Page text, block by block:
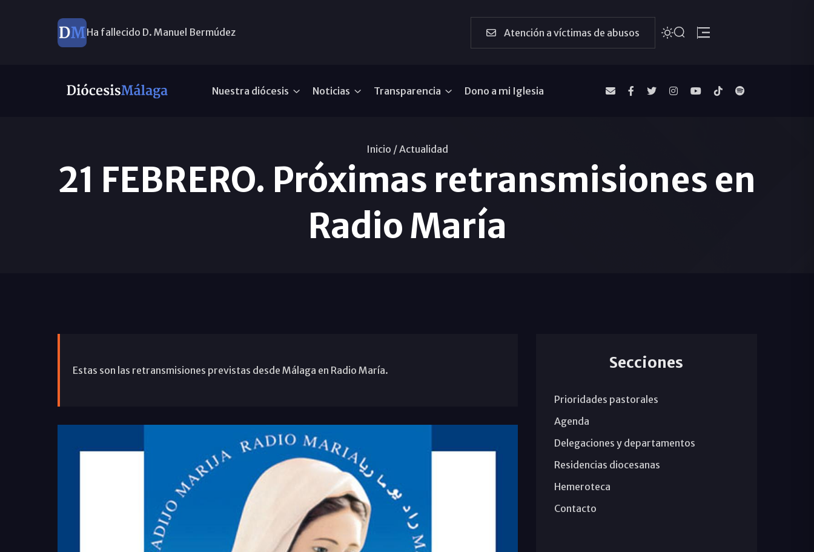
Ha fallecido D. Manuel Bermúdez Atención a víctimas de abusos
Nuestra diócesis Noticias Transparencia Dono a mi Iglesia
Inicio /Actualidad
21 FEBRERO. Próximas retransmisiones en
Radio María
Estas son las retransmisiones previstas desde Málaga en Radio María. Secciones
Prioridades pastorales
Agenda
Delegaciones y departamentos
Residencias diocesanas
Hemeroteca
Contacto